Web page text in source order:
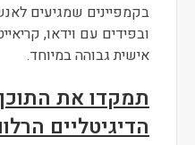
בקמפיינים שמגיעים
ובפידים עם וידאו,
אישית גבוהה במיוחד.
תמקדו את
הדיגיטליים